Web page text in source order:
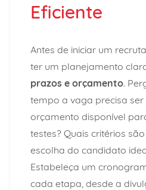
Eficiente
Antes de iniciar um
ter um planejamento
prazos e orçamento.
tempo a vaga precisa ser
orçamento disponível
testes? Quais critérios
escolha do candidato
Estabeleça um
cada etapa, desde a